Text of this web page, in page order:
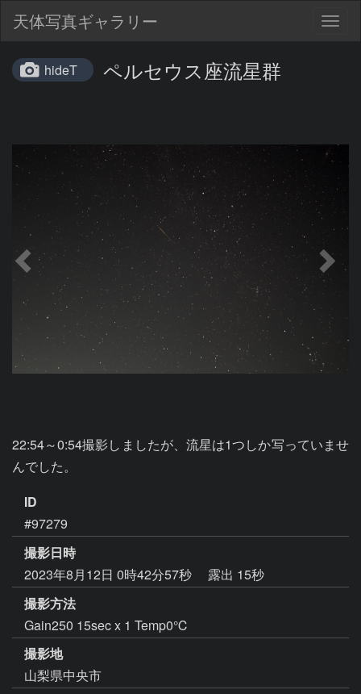
天体写真ギャラリー
hideT ペルセウス座流星群
22:54～0:54撮影しましたが、流星は1つしか写っていませ
んでした。
ID
#97279
撮影日時
2023年8月12日 0時42分57秒
露出 15秒
撮影方法
Gain250 15sec x 1 Temp0℃
撮影地
山梨県中央市